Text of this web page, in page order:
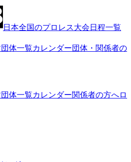
日本全国のプロレス大会日程一覧
団体一覧カレンダー団体・関係者の
団体一覧カレンダー関係者の方へロ